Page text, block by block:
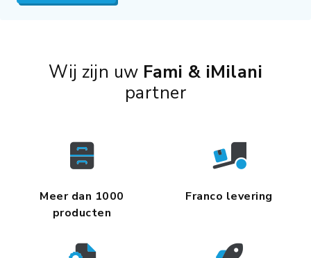
Wij zijn uw Fami & iMilani
partner
Meer dan 1000
producten
Franco levering